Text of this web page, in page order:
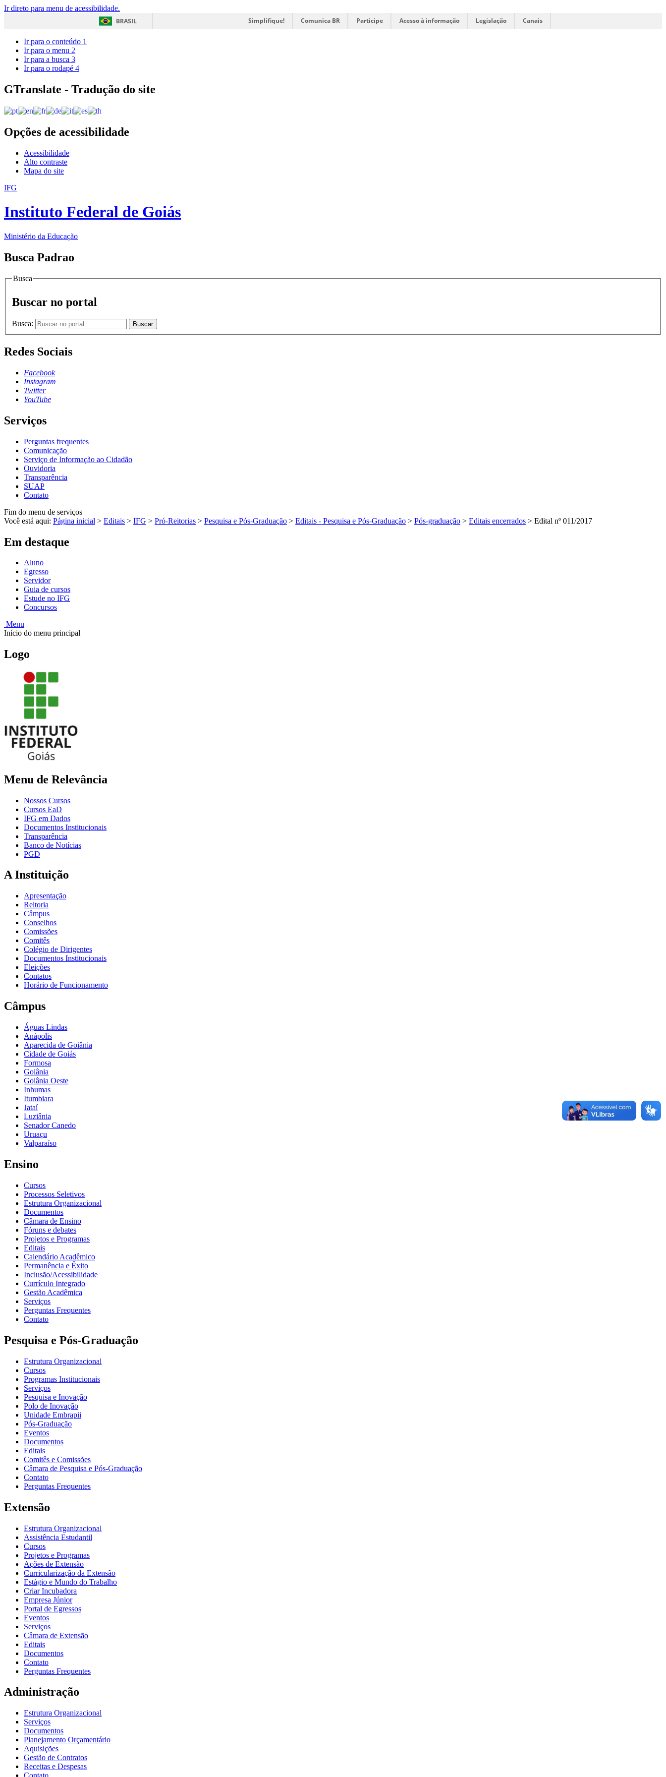
Ir direto para menu de acessibilidade.
BRASIL
Simplifique! Comunica BR Participe Acesso à informação Legislação Canais
Ir para o conteúdo 1
Ir para o menu 2
Ir para a busca 3
Ir para o rodapé 4
GTranslate - Tradução do site
Opções de acessibilidade
Acessibilidade
Alto contraste
Mapa do site
IFG
Instituto Federal de Goiás
Ministério da Educação
Busca Padrao
Busca
Buscar no portal
Busca: Buscar
Redes Sociais
Facebook
Instagram
Twitter
YouTube
Serviços
Perguntas frequentes
Comunicação
Serviço de Informação ao Cidadão
Ouvidoria
Transparência
SUAP
Contato
Fim do menu de serviços
Você está aqui: Página inicial > Editais > IFG > Pró-Reitorias > Pesquisa e Pós-Graduação > Editais - Pesquisa e Pós-Graduação > Pós-graduação > Editais encerrados > Edital nº 011/2017
Em destaque
Aluno
Egresso
Servidor
Guia de cursos
Estude no IFG
Concursos
Menu
Início do menu principal
Logo
Menu de Relevância
Nossos Cursos
Cursos EaD
IFG em Dados
Documentos Institucionais
Transparência
Banco de Notícias
PGD
A Instituição
Apresentação
Reitoria
Câmpus
Conselhos
Comissões
Comitês
Colégio de Dirigentes
Documentos Institucionais
Eleições
Contatos
Horário de Funcionamento
Câmpus
Águas Lindas
Anápolis
Aparecida de Goiânia
Cidade de Goiás
Formosa
Goiânia
Goiânia Oeste
Inhumas
Itumbiara
Jataí
Luziânia
Senador Canedo
Uruaçu
Valparaíso
Ensino
Cursos
Processos Seletivos
Estrutura Organizacional
Documentos
Câmara de Ensino
Fóruns e debates
Projetos e Programas
Editais
Calendário Acadêmico
Permanência e Êxito
Inclusão/Acessibilidade
Currículo Integrado
Gestão Acadêmica
Serviços
Perguntas Frequentes
Contato
Pesquisa e Pós-Graduação
Estrutura Organizacional
Cursos
Programas Institucionais
Serviços
Pesquisa e Inovação
Polo de Inovação
Unidade Embrapii
Pós-Graduação
Eventos
Documentos
Editais
Comitês e Comissões
Câmara de Pesquisa e Pós-Graduação
Contato
Perguntas Frequentes
Extensão
Estrutura Organizacional
Assistência Estudantil
Cursos
Projetos e Programas
Ações de Extensão
Curricularização da Extensão
Estágio e Mundo do Trabalho
Criar Incubadora
Empresa Júnior
Portal de Egressos
Eventos
Serviços
Câmara de Extensão
Editais
Documentos
Contato
Perguntas Frequentes
Administração
Estrutura Organizacional
Serviços
Documentos
Planejamento Orçamentário
Aquisições
Gestão de Contratos
Receitas e Despesas